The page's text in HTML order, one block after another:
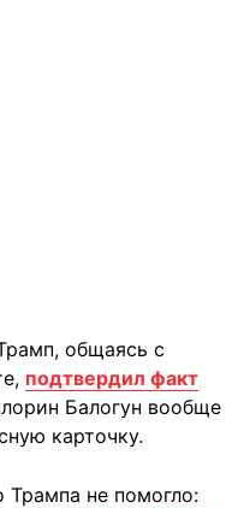
общаясь с
подтвердил факт
Балогун вообще
карточку.
не помогло: